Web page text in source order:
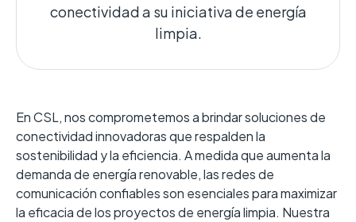
conectividad a su iniciativa de energía
limpia.
En CSL, nos comprometemos a brindar soluciones de
conectividad innovadoras que respalden la
sostenibilidad y la eficiencia. A medida que aumenta la
demanda de energía renovable, las redes de
comunicación confiables son esenciales para maximizar
la eficacia de los proyectos de energía limpia. Nuestra